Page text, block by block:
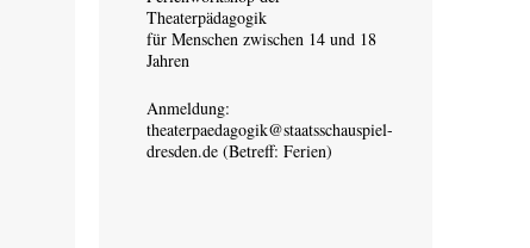
Theaterpädagogik
für Menschen zwischen 14 und 18
Jahren
Anmeldung:
theaterpaedagogik@staatsschauspiel-
dresden.de (Betreff: Ferien)